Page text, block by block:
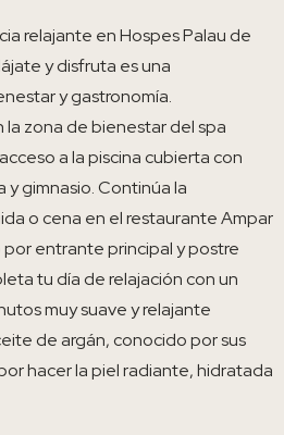
relajante en Hospes Palau de
y disfruta es una
y gastronomía.
zona de bienestar del spa
a la piscina cubierta con
y gimnasio. Continúa la
o cena en el restaurante Ampar
entrante principal y postre
tu día de relajación con un
muy suave y relajante
de argán, conocido por sus
hacer la piel radiante, hidratada